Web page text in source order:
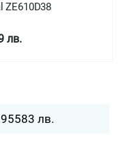
ZE610D38
лв.
лв.